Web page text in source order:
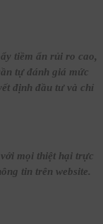
tiềm ẩn rủi ro cao,
tự đánh giá mức
định đầu tư và chỉ
mọi thiệt hại trực
tin trên website.